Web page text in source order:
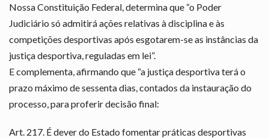
Nossa Constituição Federal, determina que “o Poder
Judiciário só admitirá ações relativas à disciplina e às
competições desportivas após esgotarem-se as instâncias da
justiça desportiva, reguladas em lei”.
E complementa, afirmando que “a justiça desportiva terá o
prazo máximo de sessenta dias, contados da instauração do
processo, para proferir decisão final:
Art. 217. É dever do Estado fomentar práticas desportivas